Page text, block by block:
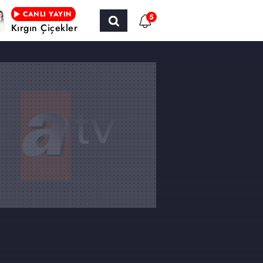
CANLI YAYIN
Kırgın Çiçekler
5